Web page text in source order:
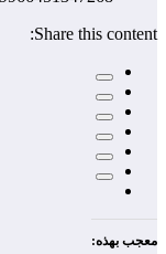
Share this content:
معجب بهذه: